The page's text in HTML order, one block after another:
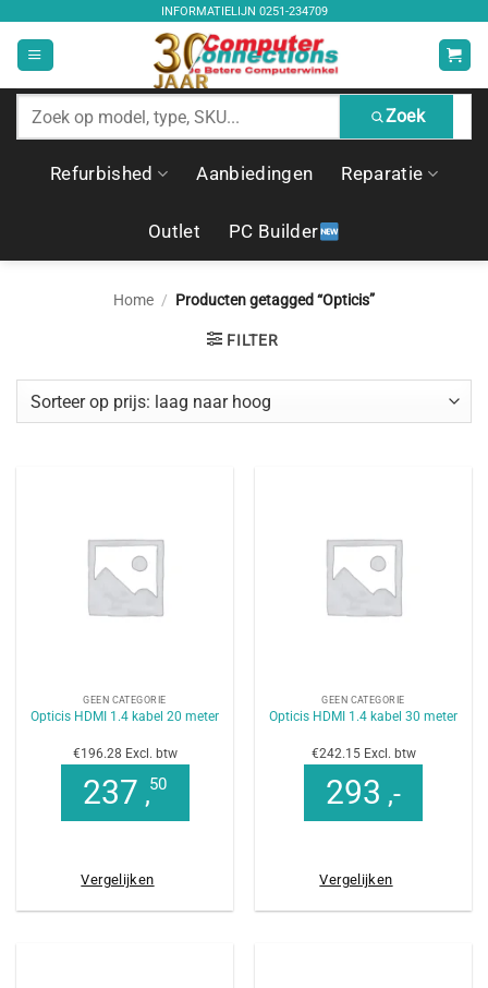
inhoud
INFORMATIELIJN 0251-234709
Zoek
producten
Zoek
Refurbished Aanbiedingen Reparatie
Outlet PC Builder
Home / Producten getagged “Opticis”
FILTER
GEEN CATEGORIE
Opticis HDMI 1.4 kabel 20 meter
€196.28 Excl. btw
237 ,50
Vergelijken
GEEN CATEGORIE
Opticis HDMI 1.4 kabel 30 meter
€242.15 Excl. btw
293 ,-
Vergelijken